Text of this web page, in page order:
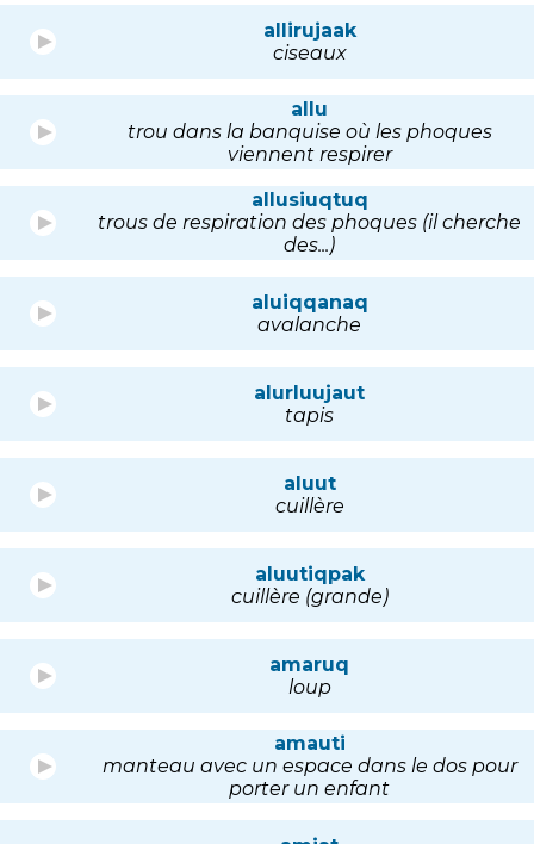
allirujaak
ciseaux
allu
trou dans la banquise où les phoques
viennent respirer
allusiuqtuq
trous de respiration des phoques (il cherche
des...)
aluiqqanaq
avalanche
alurluujaut
tapis
aluut
cuillère
aluutiqpak
cuillère (grande)
amaruq
loup
amauti
manteau avec un espace dans le dos pour
porter un enfant